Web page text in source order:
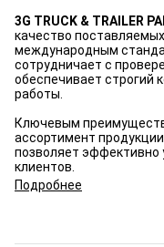
3G TRUCK & TRAILER
качество
международным
сотрудничает с
обеспечивает строгий
работы.
Ключевым
ассортимент
позволяет эффективно
клиентов.
Подробнее